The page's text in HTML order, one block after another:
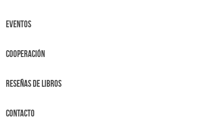
Eventos
Cooperación
Reseñas de libros
Contacto